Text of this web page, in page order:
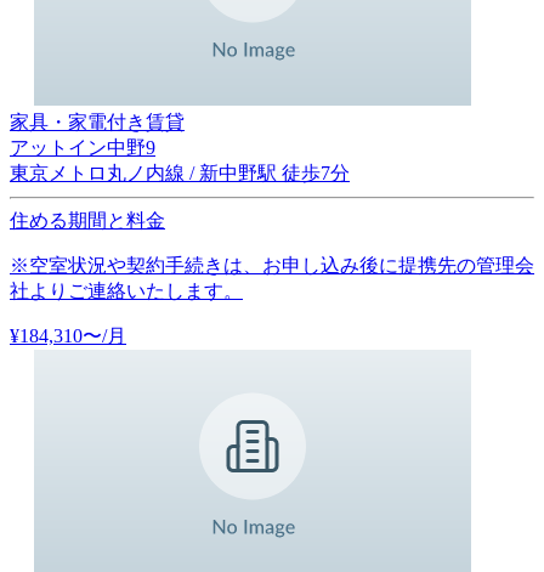
家具・家電付き賃貸
アットイン中野9
東京メトロ丸ノ内線 / 新中野駅 徒歩7分
住める期間と料金
※空室状況や契約手続きは、お申し込み後に提携先の管理会
社よりご連絡いたします。
¥184,310〜/月